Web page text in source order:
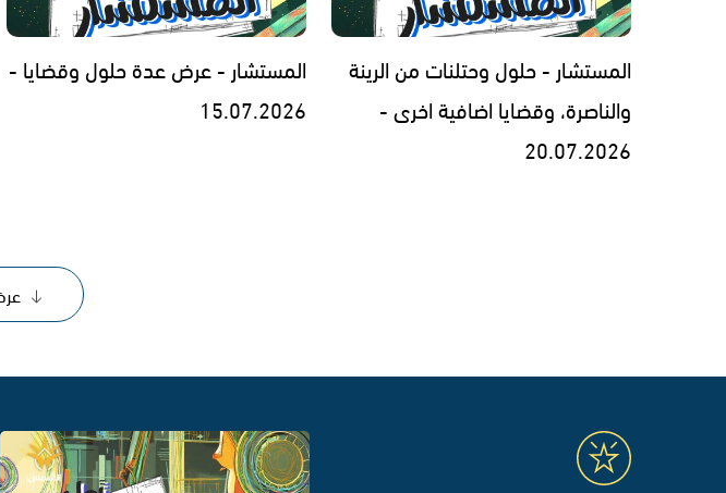
المستشار - حلول وحتلنات من الرينة
والناصرة، وقضايا اضافية اخرى -
20.07.2026
المستشار - عرض عدة حلول وقضايا -
15.07.2026